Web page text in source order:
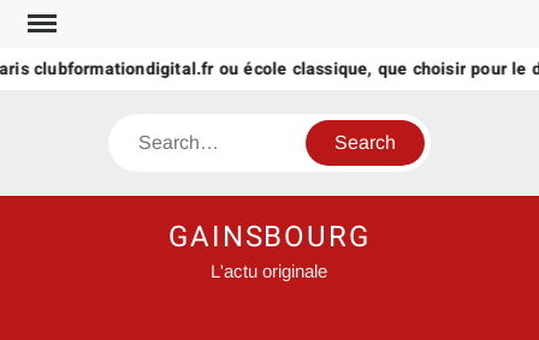
Skip
contentclubformationdigital.fr ou école classique, que choisir pour le
Search
GAINSBOURG
L'actu originale